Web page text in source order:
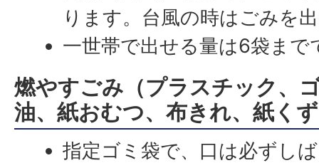
ります。台風の時はごみを
一世帯で出せる量は6袋まで
燃やすごみ（プラスチック、
油、紙おむつ、布きれ、紙く
指定ゴミ袋で、口は必ずし